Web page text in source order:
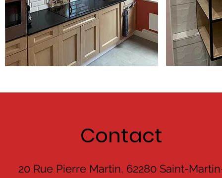
Contact
20 Rue Pierre Martin, 62280 Saint-